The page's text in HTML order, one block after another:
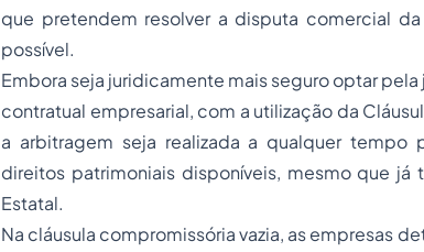
que pretendem resolver a disputa comercial
possível.
Embora seja juridicamente mais seguro optar
contratual empresarial, com a utilização da
a arbitragem seja realizada a qualquer tempo
direitos patrimoniais disponíveis, mesmo que
Estatal.
Na cláusula compromissória vazia, as empresas